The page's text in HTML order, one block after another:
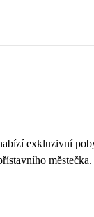
exkluzivní
městečka.